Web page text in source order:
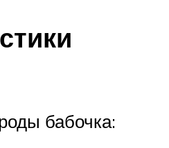
бабочка: